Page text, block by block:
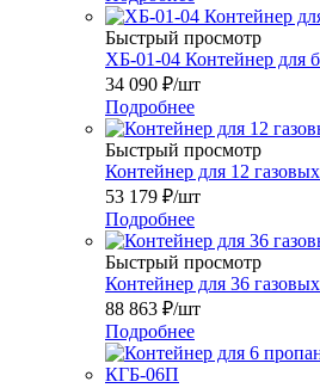
Быстрый просмотр
ХБ-01-04 Контейнер для
34 090 ₽/шт
Подробнее
Быстрый просмотр
Контейнер для 12
53 179 ₽/шт
Подробнее
Быстрый просмотр
Контейнер для 36
88 863 ₽/шт
Подробнее